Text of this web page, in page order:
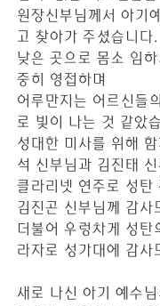
원장신부님께서 아기
고 찾아가 주셨습니다.
낮은 곳으로 몸소 임
중히 영접하며
어루만지는 어르신들
로 빛이 나는 것 같았
성대한 미사를 위해
석 신부님과 김진태 신
클라리넷 연주로 성탄
김진곤 신부님께 감사
더불어 우렁차게 성탄
라자로 성가대에 감사
새로 나신 아기 예수